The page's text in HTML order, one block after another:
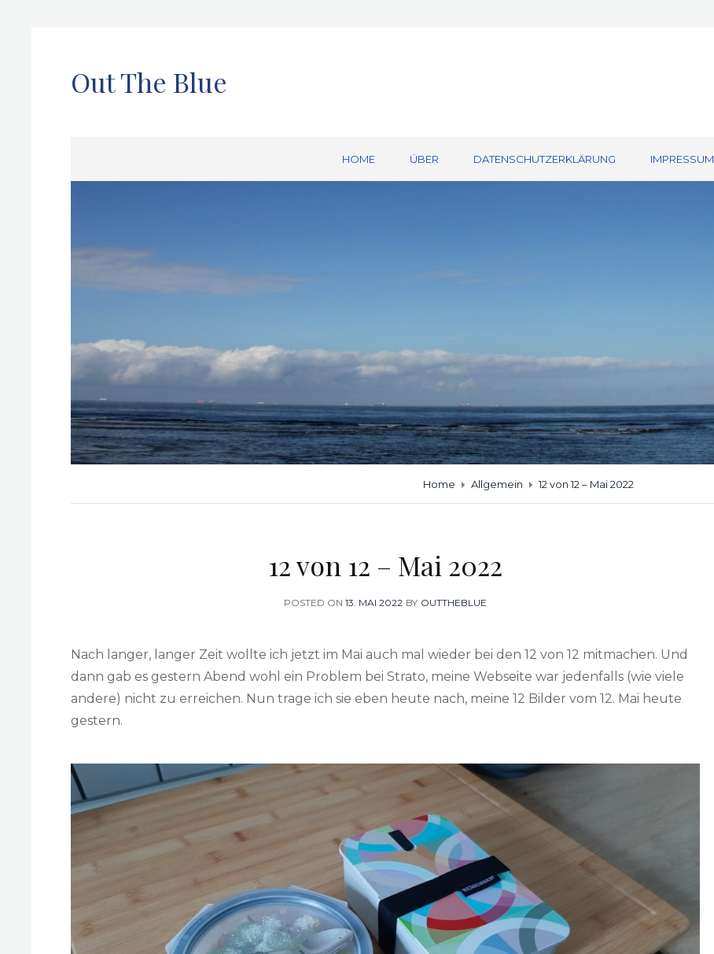
Out The Blue
HOME ÜBER DATENSCHUTZERKLÄRUNG IMPRESSUM
Home Allgemein 12 von 12 – Mai 2022
12 von 12 – Mai 2022
POSTED ON POSTED
13. MAI 2022 BY OUTTHEBLUE
Nach langer, langer Zeit wollte ich jetzt im Mai auch mal wieder bei den 12 von 12 mitmachen. Und
dann gab es gestern Abend wohl ein Problem bei Strato, meine Webseite war jedenfalls (wie viele
andere) nicht zu erreichen. Nun trage ich sie eben heute nach, meine 12 Bilder vom 12. Mai heute
gestern.